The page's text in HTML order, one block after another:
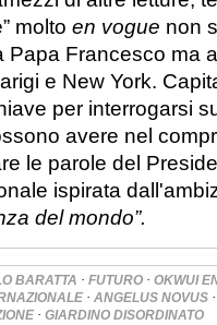
molto en vogue non
Papa Francesco ma
e New York.
per interrogarsi
avere nel
le parole del
ispirata
del mondo”.
BARATTA · FUTURO · OKWUI
· ANGELUS NOVUS
· GIARDINO DISORDINATO